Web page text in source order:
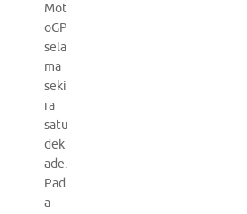
Mot
oGP
sela
ma
seki
ra
satu
dek
ade.
Pad
a